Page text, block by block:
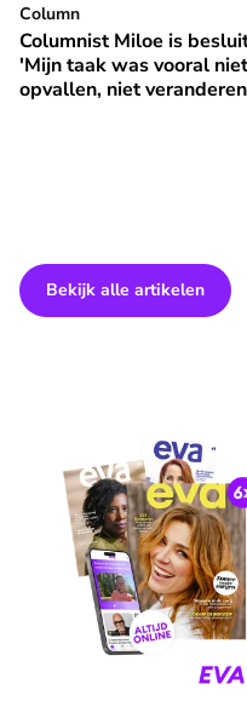
Columnist Miloe is
⭐ Premium
Column
Columnist Miloe is
'Mijn taak was vooral niet
opvallen, niet
Bekijk alle artikelen